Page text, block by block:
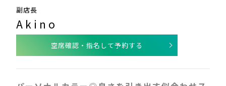
副店長
Akino
空席確認・指名して予約する